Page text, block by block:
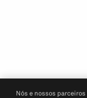
Nós e nossos